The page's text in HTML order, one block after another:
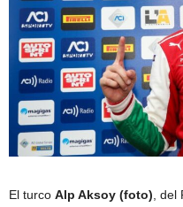
El turco Alp Aksoy (foto) ,